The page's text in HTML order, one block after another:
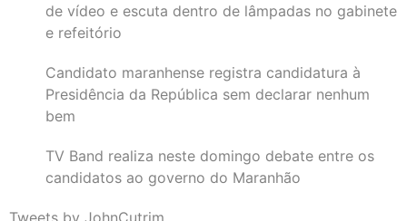
de vídeo e escuta dentro de lâmpadas no gabinete
e refeitório
Candidato maranhense registra candidatura à
Presidência da República sem declarar nenhum
bem
TV Band realiza neste domingo debate entre os
candidatos ao governo do Maranhão
Tweets by JohnCutrim